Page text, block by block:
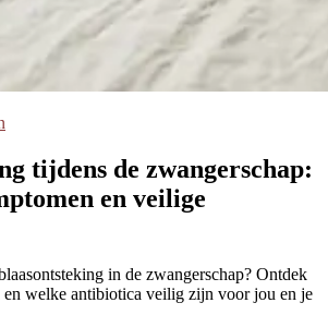
tijdens de zwangerschap:
en veilige
in de zwangerschap? Ontdek
en welke antibiotica veilig zijn voor jou en je